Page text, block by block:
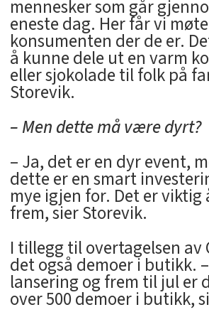
mennesker som går
eneste dag. Her får vi møte
konsumenten der de er.
å kunne dele ut en varm
eller sjokolade til folk på
Storevik.
– Men dette må være dyrt?
– Ja, det er en dyr event,
dette er en smart
mye igjen for. Det er viktig
frem, sier Storevik.
I tillegg til overtagelsen av
det også demoer i butikk.
lansering og frem til jul er
over 500 demoer i butikk,